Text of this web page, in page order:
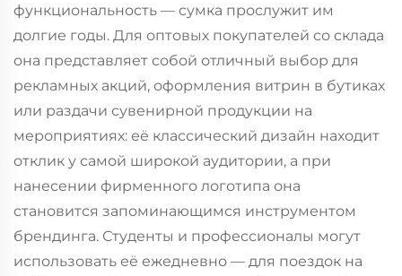
функциональность — сумка прослужит им
долгие годы. Для оптовых покупателей со склада
она представляет собой отличный выбор для
рекламных акций, оформления витрин в бутиках
или раздачи сувенирной продукции на
мероприятиях: её классический дизайн находит
отклик у самой широкой аудитории, а при
нанесении фирменного логотипа она
становится запоминающимся инструментом
брендинга. Студенты и профессионалы могут
использовать её ежедневно — для поездок на